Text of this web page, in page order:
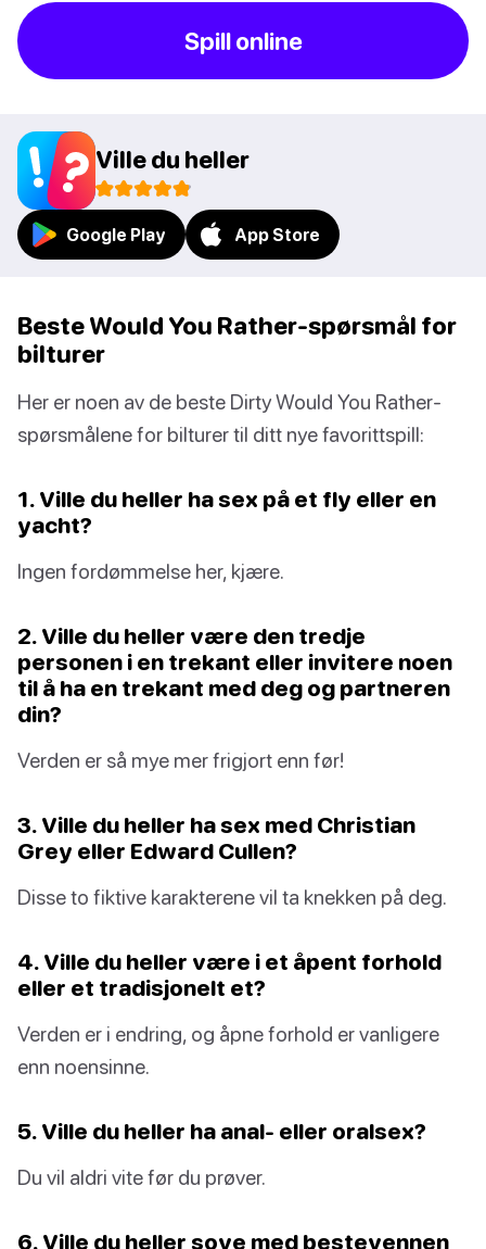
Spill online
Ville du heller
Google Play App Store
Beste Would You Rather-spørsmål for
bilturer
Her er noen av de beste Dirty Would You Rather-
spørsmålene for bilturer til ditt nye favorittspill:
1. Ville du heller ha sex på et fly eller en
yacht?
Ingen fordømmelse her, kjære.
2. Ville du heller være den tredje
personen i en trekant eller invitere noen
til å ha en trekant med deg og partneren
din?
Verden er så mye mer frigjort enn før!
3. Ville du heller ha sex med Christian
Grey eller Edward Cullen?
Disse to fiktive karakterene vil ta knekken på deg.
4. Ville du heller være i et åpent forhold
eller et tradisjonelt et?
Verden er i endring, og åpne forhold er vanligere
enn noensinne.
5. Ville du heller ha anal- eller oralsex?
Du vil aldri vite før du prøver.
6. Ville du heller sove med bestevennen